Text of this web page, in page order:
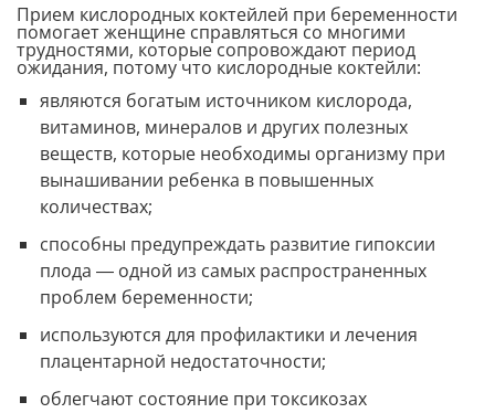
Прием кислородных коктейлей при беременности
помогает женщине справляться со многими
трудностями, которые сопровождают период
ожидания, потому что кислородные коктейли:
являются богатым источником кислорода,
витаминов, минералов и других полезных
веществ, которые необходимы организму при
вынашивании ребенка в повышенных
количествах;
способны предупреждать развитие гипоксии
плода — одной из самых распространенных
проблем беременности;
используются для профилактики и лечения
плацентарной недостаточности;
облегчают состояние при токсикозах